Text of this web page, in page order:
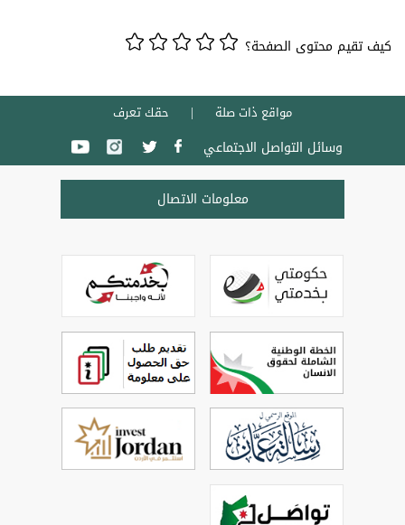
كيف تقيم محتوى الصفحة؟
مواقع ذات صلة حقك تعرف
وسائل التواصل الاجتماعي
معلومات الاتصال